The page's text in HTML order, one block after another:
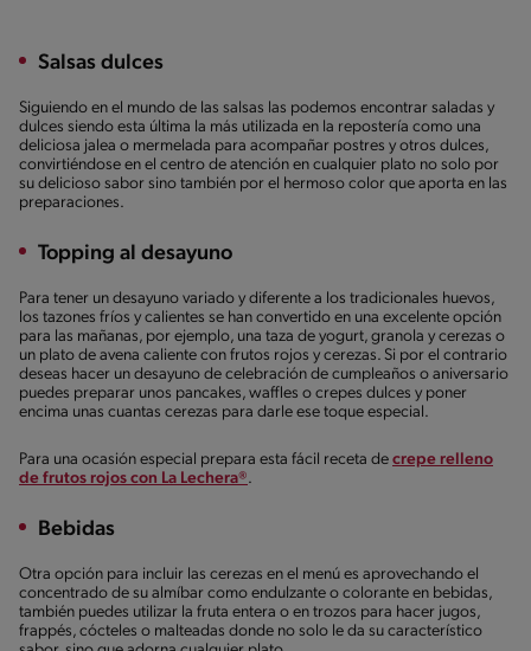
Salsas dulces
Siguiendo en el mundo de las salsas las podemos encontrar saladas y
dulces siendo esta última la más utilizada en la repostería como una
deliciosa jalea o mermelada para acompañar postres y otros dulces,
convirtiéndose en el centro de atención en cualquier plato no solo por
su delicioso sabor sino también por el hermoso color que aporta en las
preparaciones.
Topping al desayuno
Para tener un desayuno variado y diferente a los tradicionales huevos,
los tazones fríos y calientes se han convertido en una excelente opción
para las mañanas, por ejemplo, una taza de yogurt, granola y cerezas o
un plato de avena caliente con frutos rojos y cerezas. Si por el contrario
deseas hacer un desayuno de celebración de cumpleaños o aniversario
puedes preparar unos pancakes, waffles o crepes dulces y poner
encima unas cuantas cerezas para darle ese toque especial.
Para una ocasión especial prepara esta fácil receta de crepe relleno
de frutos rojos con La Lechera®.
Bebidas
Otra opción para incluir las cerezas en el menú es aprovechando el
concentrado de su almíbar como endulzante o colorante en bebidas,
también puedes utilizar la fruta entera o en trozos para hacer jugos,
frappés, cócteles o malteadas donde no solo le da su característico